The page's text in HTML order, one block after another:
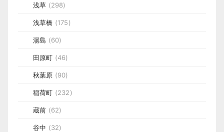
浅草 (298)
浅草橋 (175)
湯島 (60)
田原町 (46)
秋葉原 (90)
稲荷町 (232)
蔵前 (62)
谷中 (32)